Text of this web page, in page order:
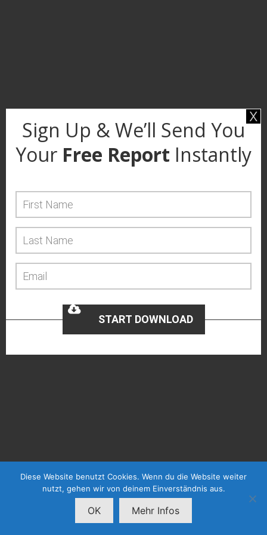
Sign Up & We’ll Send You
Your Free Report Instantly
START DOWNLOAD
x
Diese Website benutzt Cookies. Wenn du die Website weiter
nutzt, gehen wir von deinem Einverständnis aus.
OK Mehr Infos